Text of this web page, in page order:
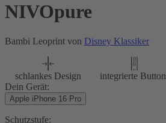
NIVOpure
Bambi Leoprint von Disney Klassiker
schlankes Design integrierte
Dein Gerät:
Apple iPhone 16 Pro
Schutzstufe: